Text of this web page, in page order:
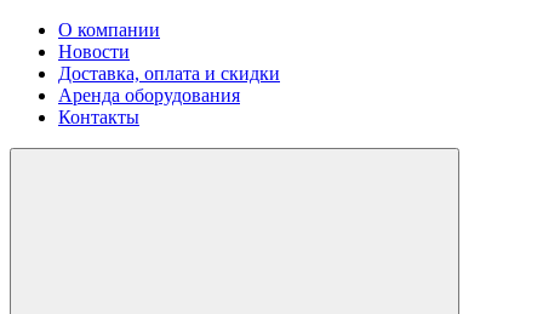
О компании
Новости
Доставка, оплата и скидки
Аренда оборудования
Контакты